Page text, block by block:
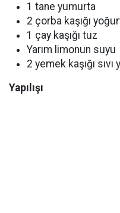
1 tane yumurta
2 çorba kaşığı
1 çay kaşığı tuz
Yarım limonun suyu
2 yemek kaşığı sıvı
Yapılışı